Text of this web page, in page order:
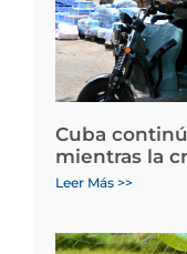
Cuba
mientras la
Leer Más >>